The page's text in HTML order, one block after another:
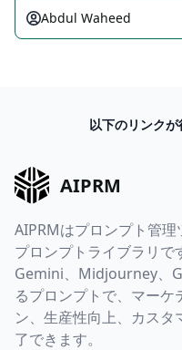
Abdul Waheed
以下のリンクが
AIPRM
AIPRMはプロンプト管
プロンプトライブラリで
Gemini、Midjourney、
るプロンプトで、マーケ
ン、生産性向上、カス
了できます。